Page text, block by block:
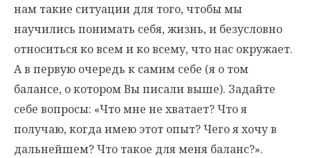
нам такие ситуации для того, чтобы мы
научились понимать себя, жизнь, и безусловно
относиться ко всем и ко всему, что нас окружает.
А в первую очередь к самим себе (я о том
балансе, о котором Вы писали выше). Задайте
себе вопросы: «Что мне не хватает? Что я
получаю, когда имею этот опыт? Чего я хочу в
дальнейшем? Что такое для меня баланс?».